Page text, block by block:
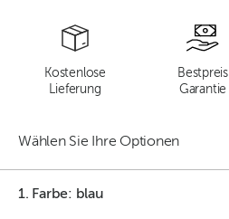
Kostenlose
Lieferung
Bestpreis
Garantie
Wählen Sie Ihre Optionen
1. Farbe: blau